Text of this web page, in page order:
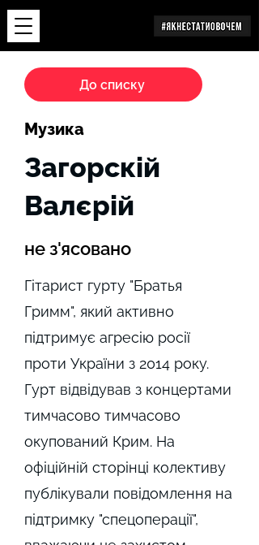
До списку
Музика
не з'ясовано
Загорскій
Валєрій
Гітарист гурту "Братья
Гримм", який активно
підтримує агресію росії
проти України з 2014 року.
Гурт відвідував з концертами
тимчасово тимчасово
окупований Крим. На
офіційній сторінці колективу
публікували повідомлення на
підтримку "спецоперації",